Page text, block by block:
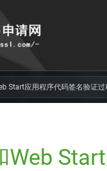
Start应用程序代码签名验证过
Web